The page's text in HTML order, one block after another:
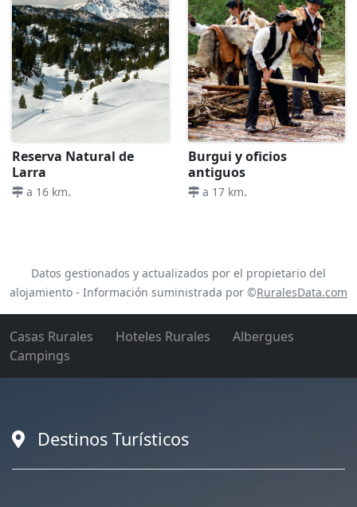
Reserva Natural de
Larra
a 16 km.
Burgui y oficios
antiguos
a 17 km.
Datos gestionados y actualizados por el propietario del
alojamiento - Información suministrada por ©RuralesData.com
Casas Rurales Hoteles Rurales
Albergues
Campings
Destinos Turísticos